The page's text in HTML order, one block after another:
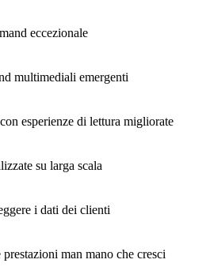
eccezionale
multimediali emergenti
esperienze di lettura migliorate
su larga scala
i dati dei clienti
prestazioni man mano che cresci